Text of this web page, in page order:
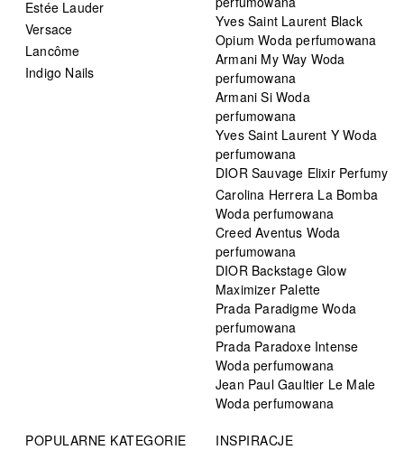
Estée Lauder
Versace
Lancôme
Indigo Nails
Yves Saint Laurent Black
Opium Woda perfumowana
Armani My Way Woda
perfumowana
Armani Si Woda
perfumowana
Yves Saint Laurent Y Woda
perfumowana
DIOR Sauvage Elixir Perfumy
Carolina Herrera La Bomba
Woda perfumowana
Creed Aventus Woda
perfumowana
DIOR Backstage Glow
Maximizer Palette
Prada Paradigme Woda
perfumowana
Prada Paradoxe Intense
Woda perfumowana
Jean Paul Gaultier Le Male
Woda perfumowana
POPULARNE KATEGORIE
INSPIRACJE